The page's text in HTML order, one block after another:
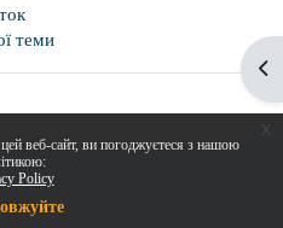
веб-сайт, ви погоджуєтеся з нашою
Policy
теми